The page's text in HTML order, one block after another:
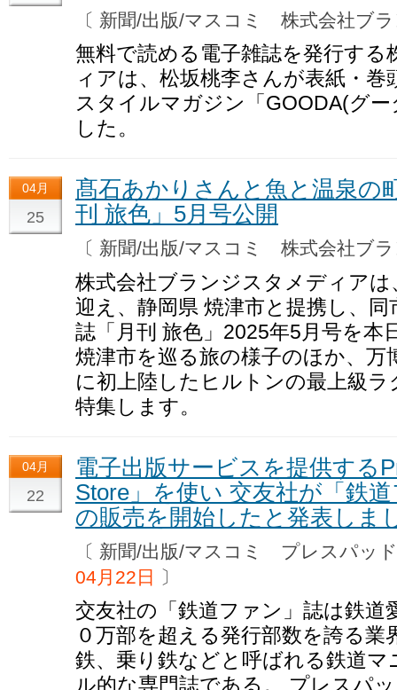
〔 新聞/出版/マスコミ 株式会社ブ
無料で読める電子雑誌を発行す
ィアは、松坂桃李さんが表紙・
スタイルマガジン「GOODA(グ
した。
04月
25
髙石あかりさんと魚と温泉の
刊 旅色」5月号公開
〔 新聞/出版/マスコミ 株式会社ブ
株式会社ブランジスタメディア
迎え、静岡県 焼津市と提携し、
誌「月刊 旅色」2025年5月号を本
焼津市を巡る旅の様子のほか、万
に初上陸したヒルトンの最上級
特集します。
04月
22
電子出版サービスを提供する
Store」を使い 交友社が「鉄
の販売を開始したと発表しま
〔 新聞/出版/マスコミ プレスパッ
04月22日
〕
交友社の「鉄道ファン」誌は鉄道
０万部を超える発行部数を誇る
鉄、乗り鉄などと呼ばれる鉄道
ル的な専門誌である。 プレスパ